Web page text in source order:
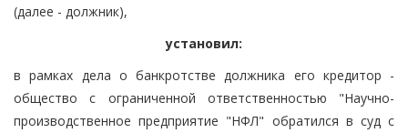
(далее - должник),
установил:
в рамках дела о банкротстве должника его кредитор -
общество с ограниченной ответственностью "Научно-
производственное предприятие "НФЛ" обратился в суд с